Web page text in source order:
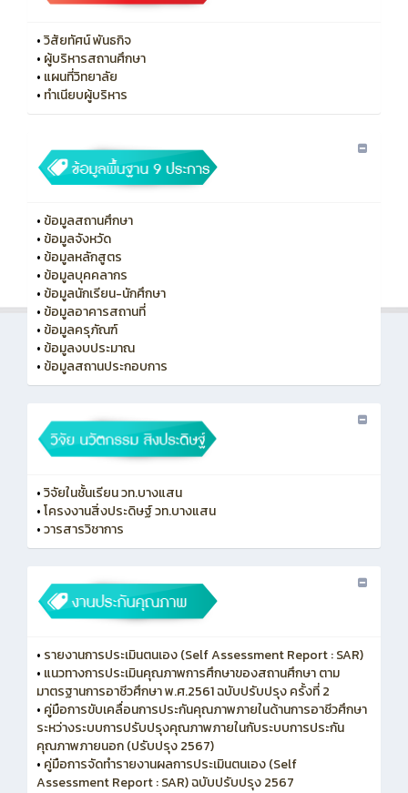
•วิสัยทัศน์ พันธกิจ
• ผู้บริหารสถานศึกษา
• แผนที่วิทยาลัย
• ทําเนียบผู้บริหาร
• ข้อมูลสถานศึกษา
• ข้อมูลจังหวัด
• ข้อมูลหลักสูตร
• ข้อมูลบุคคลากร
• ข้อมูลนักเรียน-นักศึกษา
• ข้อมูลอาคารสถานที่
• ข้อมูลครุภัณฑ์
• ข้อมูลงบประมาณ
• ข้อมูลสถานประกอบการ
•วิจัยในชั้นเรียน วท.บางแสน
•โครงงานสิ่งประดิษฐ์ วท.บางแสน
•วารสารวิชาการ
• รายงานการประเมินตนเอง (Self Assessment Report : SAR)
• แนวทางการประเมินคุณภาพการศึกษาของสถานศึกษา ตาม
มาตรฐานการอาชีวศึกษา พ.ศ.2561 ฉบับปรับปรุง ครั้งที่ 2
• คู่มือการขับเคลื่อนการประกันคุณภาพภายในด้านการอาชีวศึกษา
ระหว่างระบบการปรับปรุงคุณภาพภายในกับระบบการประกัน
คุณภาพภายนอก (ปรับปรุง 2567)
• คู่มือการจัดทำรายงานผลการประเมินตนเอง (Self
Assessment Report : SAR) ฉบับปรับปรุง 2567